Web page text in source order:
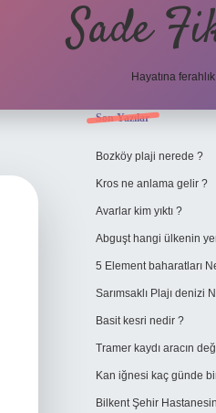
Sade
Hayatına
Sidebar
Son Yazılar
Bozköy plaji nerede ?
Kros ne anlama gelir ?
Avarlar kim yıktı ?
Abguşt hangi ülkenin
5 Element baharatları
Sarımsaklı Plajı denizi
Basit kesri nedir ?
Tramer kaydı aracın
Kan iğnesi kaç günde
Bilkent Şehir